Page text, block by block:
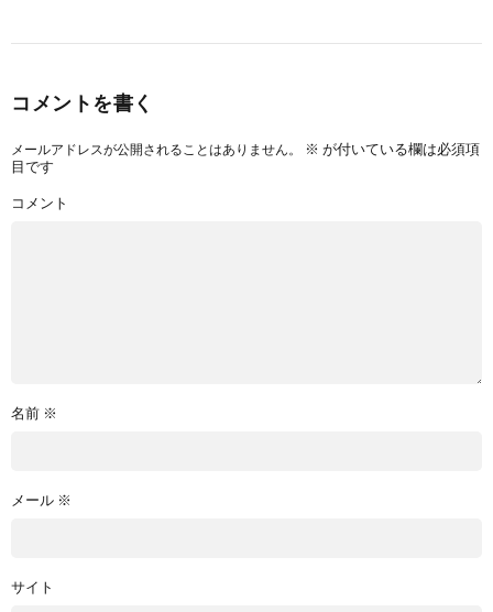
コメントを書く
メールアドレスが公開されることはありません。 ※ が付いている欄は必須項
目です
コメント
名前 ※
メール ※
サイト